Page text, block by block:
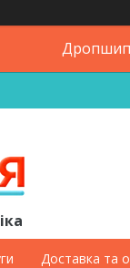
Доставка та